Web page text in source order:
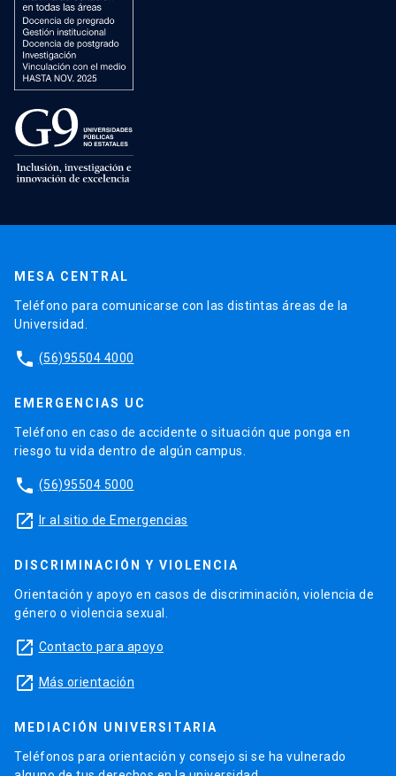
MESA CENTRAL
Teléfono para comunicarse con las distintas áreas de la
Universidad.
phone (56)95504 4000
EMERGENCIAS UC
Teléfono en caso de accidente o situación que ponga en
riesgo tu vida dentro de algún campus.
phone (56)95504 5000
launch Ir al sitio de Emergencias
DISCRIMINACIÓN Y VIOLENCIA
Orientación y apoyo en casos de discriminación, violencia de
género o violencia sexual.
launch Contacto para apoyo
launch Más orientación
MEDIACIÓN UNIVERSITARIA
Teléfonos para orientación y consejo si se ha vulnerado